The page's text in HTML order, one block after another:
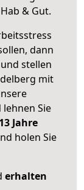
& Gut.
dann
stellen
mit
Sie
Jahre
holen Sie
erhalten